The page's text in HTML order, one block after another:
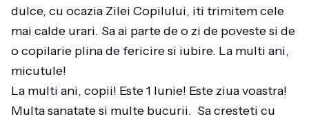
dulce, cu ocazia Zilei Copilului, iti trimitem cele
mai calde urari. Sa ai parte de o zi de poveste si de
o copilarie plina de fericire si iubire. La multi ani,
micutule!
La multi ani, copii! Este 1 Iunie! Este ziua voastra!
Multa sanatate si multe bucurii. Sa cresteti cu